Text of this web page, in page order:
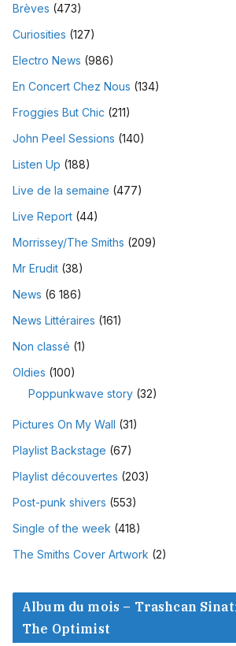
Brèves (473)
Curiosities (127)
Electro News (986)
En Concert Chez Nous (134)
Froggies But Chic (211)
John Peel Sessions (140)
Listen Up (188)
Live de la semaine (477)
Live Report (44)
Morrissey/The Smiths (209)
Mr Erudit (38)
News (6 186)
News Littéraires (161)
Non classé (1)
Oldies (100)
Poppunkwave story (32)
Pictures On My Wall (31)
Playlist Backstage (67)
Playlist découvertes (203)
Post-punk shivers (553)
Single of the week (418)
The Smiths Cover Artwork (2)
Album du mois – Trashcan
The Optimist